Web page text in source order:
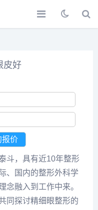
皮好
斗，具有近10年整形
、国内的整形外科学
念融入到工作中来。
同探讨精细眼整形的